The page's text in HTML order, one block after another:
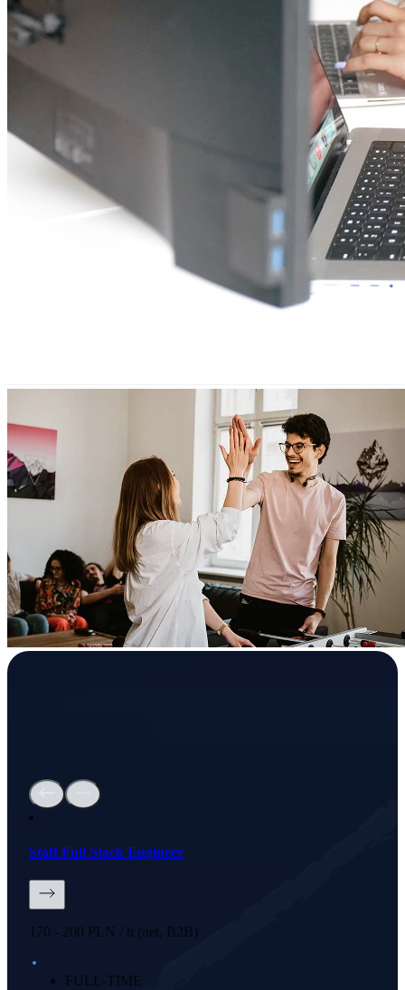
Staff Full Stack Engineer
170 - 200 PLN / h (net, B2B)
FULL-TIME